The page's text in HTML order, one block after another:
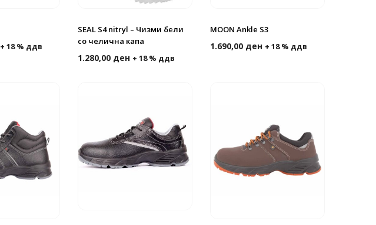
+ 18 % ддв
SEAL S4 nitryl – Чизми бели
со челична капа
1.280,00 ден + 18 % ддв
MOON Ankle S3
1.690,00 ден + 18 % ддв